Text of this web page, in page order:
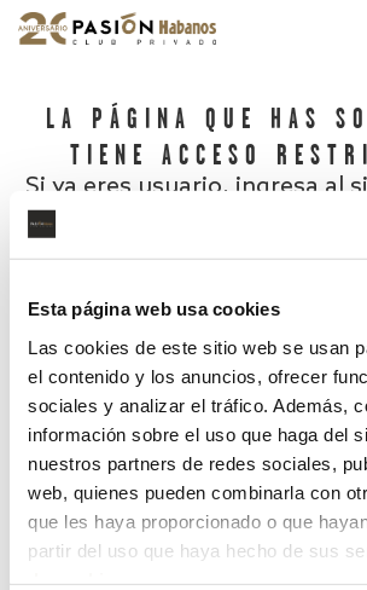
Esta página web usa cookies
Las cookies de este sitio web se usan
el contenido y los anuncios, ofrecer
sociales y analizar el tráfico. Además,
información sobre el uso que haga del
nuestros partners de redes sociales,
web, quienes pueden combinarla con
que les haya proporcionado o que
partir del uso que haya hecho de sus
LA PÁGINA QUE HAS
TIENE ACCESO
Si ya eres usuario, ingresa al
¿Has olvidado tu contraseña?